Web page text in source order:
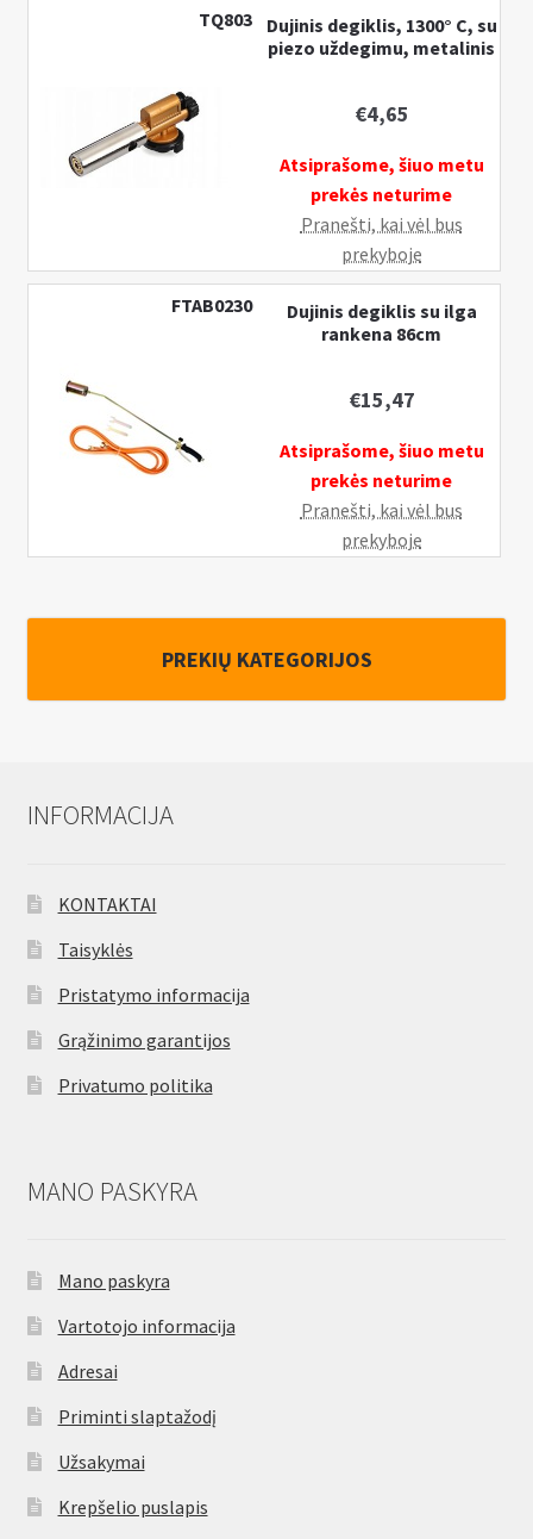
°,
uždegimu
TQ803
Dujinis degiklis, 1300° C, su
piezo uždegimu, metalinis
€4,65
Atsiprašome, šiuo metu
prekės neturime
Pranešti, kai vėl bus
prekyboje
FTAB0230
Dujinis degiklis su ilga
rankena 86cm
€15,47
Atsiprašome, šiuo metu
prekės neturime
Pranešti, kai vėl bus
prekyboje
PREKIŲ KATEGORIJOS
INFORMACIJA
KONTAKTAI
Taisyklės
Pristatymo informacija
Grąžinimo garantijos
Privatumo politika
MANO PASKYRA
Mano paskyra
Vartotojo informacija
Adresai
Priminti slaptažodį
Užsakymai
Krepšelio puslapis